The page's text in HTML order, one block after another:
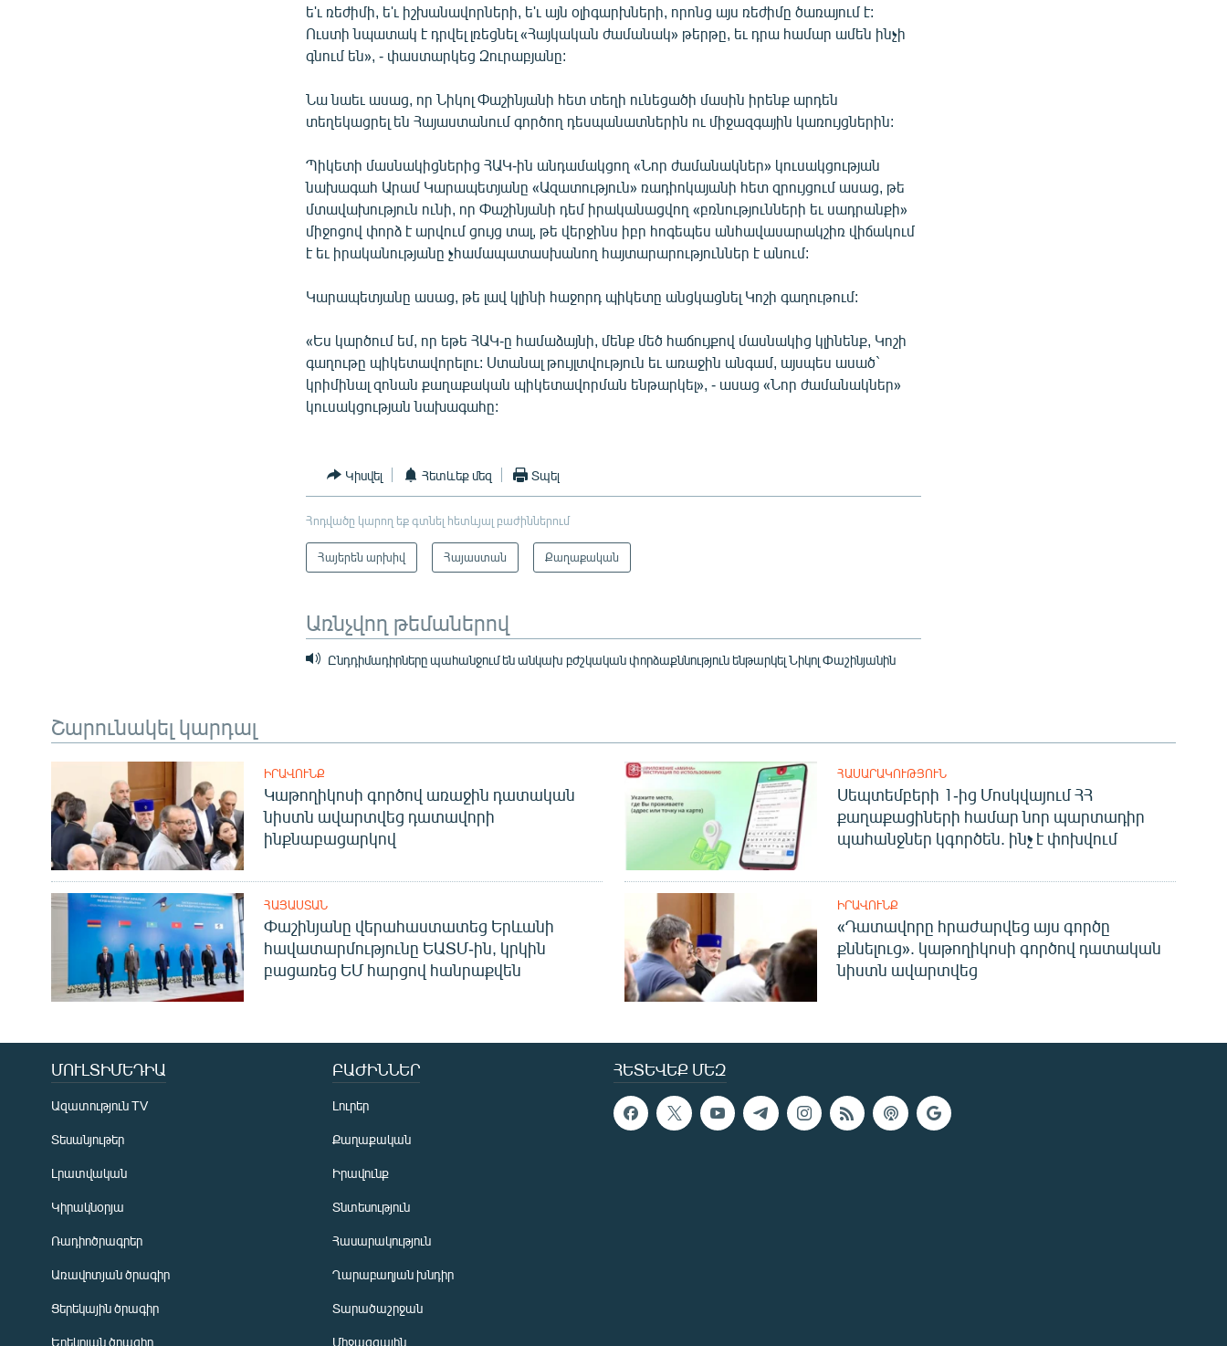
ե'ւ ռեժիմի, ե'ւ իշխանավորների, ե'ւ այն օլիգարխների, որոնց այս ռեժիմը ծառայում է:
Ուստի նպատակ է դրվել լռեցնել «Հայկական ժամանակ» թերթը, եւ դրա համար ամեն ինչի
գնում են», - փաստարկեց Զուրաբյանը:
Նա նաեւ ասաց, որ Նիկոլ Փաշինյանի հետ տեղի ունեցածի մասին իրենք արդեն
տեղեկացրել են Հայաստանում գործող դեսպանատներին ու միջազգային կառույցներին:
Պիկետի մասնակիցներից ՀԱԿ-ին անդամակցող «Նոր ժամանակներ» կուսակցության
նախագահ Արամ Կարապետյանը «Ազատություն» ռադիոկայանի հետ զրույցում ասաց, թե
մտավախություն ունի, որ Փաշինյանի դեմ իրականացվող «բռնությունների եւ սադրանքի»
միջոցով փորձ է արվում ցույց տալ, թե վերջինս իբր հոգեպես անհավասարակշիռ վիճակում
է եւ իրականությանը չհամապատասխանող հայտարարություններ է անում:
Կարապետյանը ասաց, թե լավ կլինի հաջորդ պիկետը անցկացնել Կոշի գաղութում:
«Ես կարծում եմ, որ եթե ՀԱԿ-ը համաձայնի, մենք մեծ հաճույքով մասնակից կլինենք, Կոշի
գաղութը պիկետավորելու: Ստանալ թույլտվություն եւ առաջին անգամ, այսպես ասած`
կրիմինալ զոնան քաղաքական պիկետավորման ենթարկել», - ասաց «Նոր ժամանակներ»
կուսակցության նախագահը:
Կիսվել Հետևեք մեզ Տպել
Հոդվածը կարող եք գտնել հետևյալ բաժիններում
Հայերեն արխիվ Հայաստան Քաղաքական
Առնչվող թեմաներով
Ընդդիմադիրները պահանջում են անկախ բժշկական փորձաքննություն ենթարկել Նիկոլ Փաշինյանին
Շարունակել կարդալ
ԻՐԱՎՈՒՆՔ
Կաթողիկոսի գործով առաջին դատական
նիստն ավարտվեց դատավորի
ինքնաբացարկով
ՀԱՍԱՐԱԿՈՒԹՅՈՒՆ
Սեպտեմբերի 1-ից Մոսկվայում ՀՀ
քաղաքացիների համար նոր պարտադիր
պահանջներ կգործեն. ինչ է փոխվում
ՀԱՅԱՍՏԱՆ
Փաշինյանը վերահաստատեց Երևանի
հավատարմությունը ԵԱՏՄ-ին, կրկին
բացառեց ԵՄ հարցով հանրաքվեն
ԻՐԱՎՈՒՆՔ
«Դատավորը հրաժարվեց այս գործը
քննելուց». կաթողիկոսի գործով դատական
նիստն ավարտվեց
ՀԵՏԵՎԵՔ ՄԵԶ
ՄՈՒԼՏԻՄԵԴԻԱ
Ազատություն TV
Տեսանյութեր
Լրատվական
Կիրակնօրյա
Ռադիոծրագրեր
Առավոտյան ծրագիր
Ցերեկային ծրագիր
Երեկոյան ծրագիր
ԲԱԺԻՆՆԵՐ
Լուրեր
Քաղաքական
Իրավունք
Տնտեսություն
Հասարակություն
Ղարաբաղյան խնդիր
Տարածաշրջան
Միջազգային